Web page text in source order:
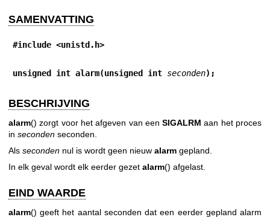
SAMENVATTING
#include <unistd.h>
unsigned int alarm(unsigned int seconden);
BESCHRIJVING
alarm() zorgt voor het afgeven van eenSIGALRM aan het proces
in seconden seconden.
Als seconden nul is wordt geen nieuw alarm gepland.
In elk geval wordt elk eerder gezet alarm() afgelast.
EIND WAARDE
alarm() geeft het aantal seconden dat een eerder gepland alarm